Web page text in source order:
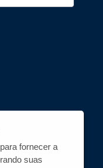
fornecer a
suas